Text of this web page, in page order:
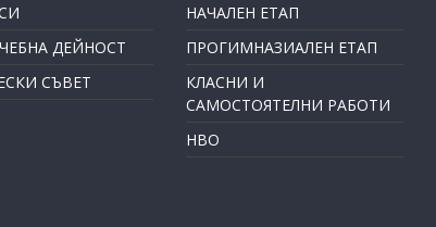
ДЕЙНОСТ
СЪВЕТ
НАЧАЛЕН ЕТАП
ПРОГИМНАЗИАЛЕН ЕТАП
КЛАСНИ И
САМОСТОЯТЕЛНИ РАБОТИ
НВО